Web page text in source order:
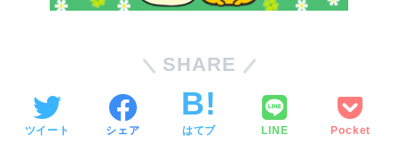
SHARE
ツイート シェア はてブ LINE Pocket